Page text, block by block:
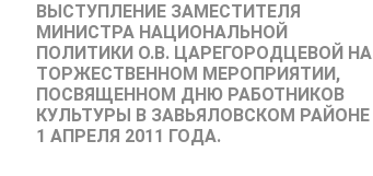
ВЫСТУПЛЕНИЕ ЗАМЕСТИТЕЛЯ
МИНИСТРА НАЦИОНАЛЬНОЙ
ПОЛИТИКИ О.В. ЦАРЕГОРОДЦЕВОЙ НА
ТОРЖЕСТВЕННОМ МЕРОПРИЯТИИ,
ПОСВЯЩЕННОМ ДНЮ РАБОТНИКОВ
КУЛЬТУРЫ В ЗАВЬЯЛОВСКОМ РАЙОНЕ
1 АПРЕЛЯ 2011 ГОДА.